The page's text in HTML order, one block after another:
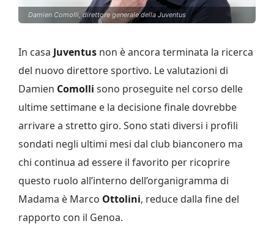
Damien Comolli, direttore generale della Juventus
In casa Juventus non è ancora terminata la ricerca
del nuovo direttore sportivo. Le valutazioni di
Damien Comolli sono proseguite nel corso delle
ultime settimane e la decisione finale dovrebbe
arrivare a stretto giro. Sono stati diversi i profili
sondati negli ultimi mesi dal club bianconero ma
chi continua ad essere il favorito per ricoprire
questo ruolo all’interno dell’organigramma di
Madama è Marco Ottolini, reduce dalla fine del
rapporto con il Genoa.